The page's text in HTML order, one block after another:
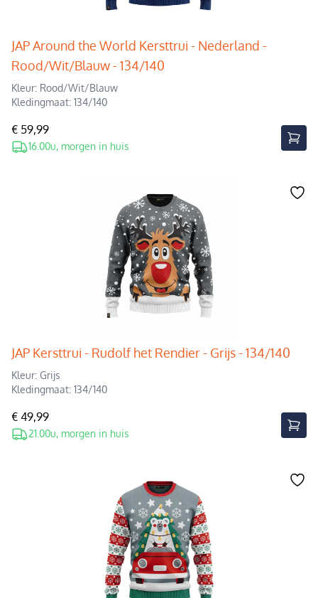
JAP Around the World Kersttrui - Nederland -
Rood/Wit/Blauw - 134/140
Kleur: Rood/Wit/Blauw
Kledingmaat: 134/140
€ 59,99
16.00u, morgen in huis
JAP Kersttrui - Rudolf het Rendier - Grijs - 134/140
Kleur: Grijs
Kledingmaat: 134/140
€ 49,99
21.00u, morgen in huis